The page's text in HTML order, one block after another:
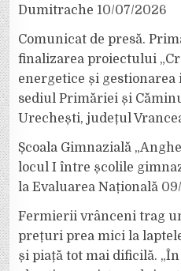
Dumitrache 10/07/2026
Comunicat de presă.
finalizarea proiectului
energetice și
sediul Primăriei și
Urechești, județul
Școala Gimnazială
locul I între școlile
la Evaluarea Națională
Fermierii vrânceni trag
prețuri prea mici la
și piață tot mai dificilă.